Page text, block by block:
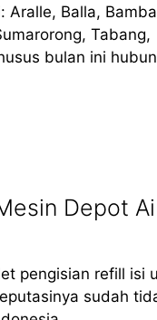
Aralle, Balla,
Tabang,
bulan ini
Depot
pengisian refill isi
sudah